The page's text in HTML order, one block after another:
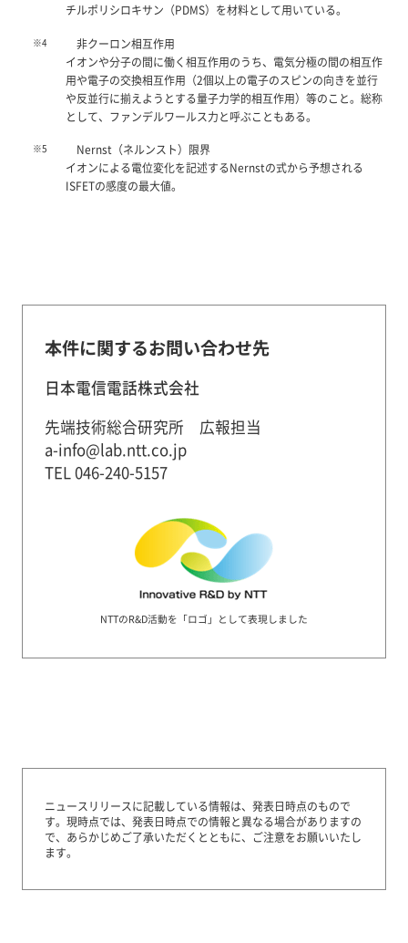
チルポリシロキサン（PDMS）を材料として用いている。
※4
非クーロン相互作用
イオンや分子の間に働く相互作用のうち、電気分極の間の相互作
用や電子の交換相互作用（2個以上の電子のスピンの向きを並行
や反並行に揃えようとする量子力学的相互作用）等のこと。総称
として、ファンデルワールス力と呼ぶこともある。
※5
Nernst（ネルンスト）限界
イオンによる電位変化を記述するNernstの式から予想される
ISFETの感度の最大値。
本件に関するお問い合わせ先
日本電信電話株式会社
先端技術総合研究所 広報担当
a-info@lab.ntt.co.jp
TEL 046-240-5157
NTTのR&D活動を「ロゴ」として表現しました
ニュースリリースに記載している情報は、発表日時点のもので
す。 現時点では、発表日時点での情報と異なる場合がありますの
で、あらかじめご了承いただくとともに、ご注意をお願いいたし
ます。